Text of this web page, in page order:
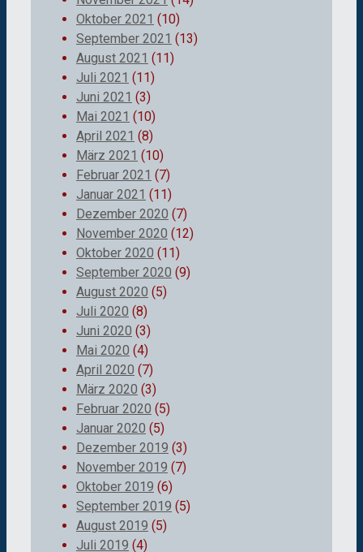
Oktober 2021 (10)
September 2021 (13)
August 2021 (11)
Juli 2021 (11)
Juni 2021 (3)
Mai 2021 (10)
April 2021 (8)
März 2021 (10)
Februar 2021 (7)
Januar 2021 (11)
Dezember 2020 (7)
November 2020 (12)
Oktober 2020 (11)
September 2020 (9)
August 2020 (5)
Juli 2020 (8)
Juni 2020 (3)
Mai 2020 (4)
April 2020 (7)
März 2020 (3)
Februar 2020 (5)
Januar 2020 (5)
Dezember 2019 (3)
November 2019 (7)
Oktober 2019 (6)
September 2019 (5)
August 2019 (5)
Juli 2019 (4)